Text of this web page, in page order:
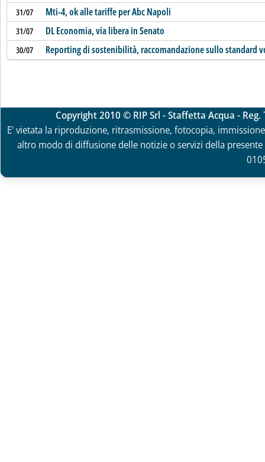
31/07 Mti-4, ok alle tariffe per Abc Napoli
31/07 DL Economia, via libera in Senato
30/07 Reporting di sostenibilità, raccomandazione sullo standard
Copyright 2010 © RIP Srl - Staffetta Acqua -
E' vietata la riproduzione, ritrasmissione, fotocopia,
altro modo di diffusione delle notizie o servizi della